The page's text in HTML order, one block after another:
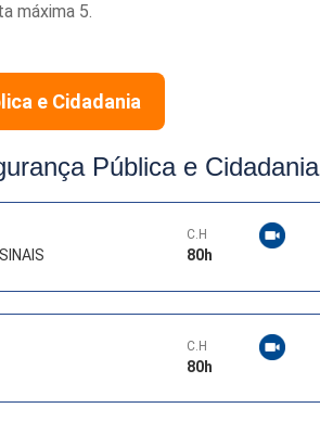
máxima 5.
e Cidadania
Pública e Cidadania
C.H
80h
C.H
80h